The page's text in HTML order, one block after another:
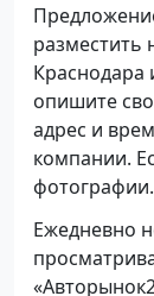
разместить
Краснодара
опишите
адрес и
компании.
фотографии.
Ежедневно